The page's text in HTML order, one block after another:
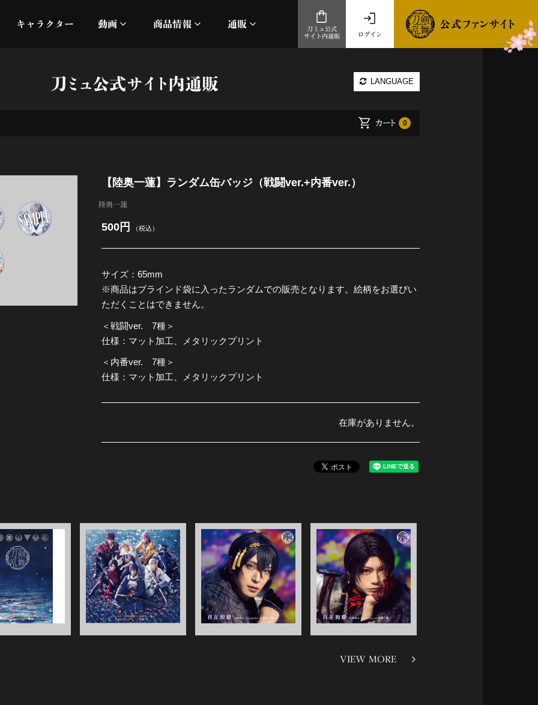
キャラクター 動画
オフィシャルムービー
商品情報
加州清光 単騎出陣 極
静かなる夜半の寝ざめ
全公演グッズ
ディスコグラフィー
通販
ログイン
刀ミュ公式
サイト内通販
刀ミュ公式サイト内通販 LANGUAGE
カート 0
【陸奥一蓮】ランダム缶バッジ（戦闘ver.+内番ver.）
陸奥一蓮
500円 （税込）
サイズ：65mm
※商品はブラインド袋に入ったランダムでの販売となります。絵柄をお選びい
ただくことはできません。
＜戦闘ver. 7種＞
仕様：マット加工、メタリックプリント
＜内番ver. 7種＞
仕様：マット加工、メタリックプリント
在庫がありません。
VIEW MORE